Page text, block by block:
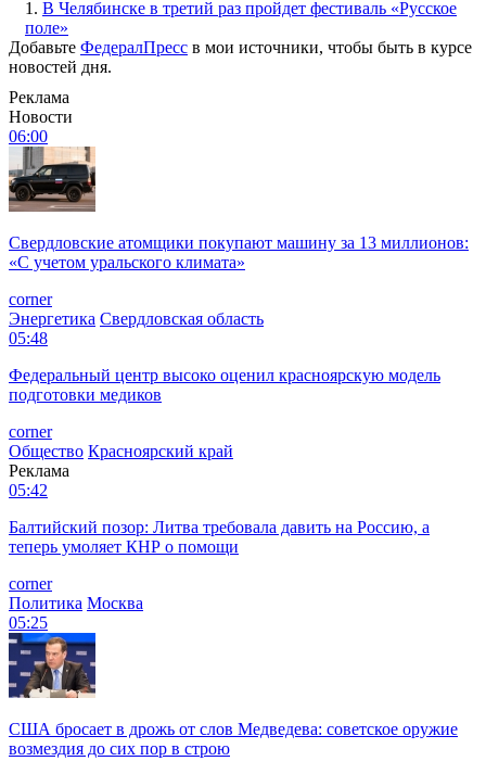
1. В Челябинске в третий раз пройдет фестиваль «Русское
поле»
Добавьте ФедералПресс в мои источники, чтобы быть в курсе
новостей дня.
Реклама
Новости
06:00
Свердловские атомщики покупают машину за 13 миллионов:
«С учетом уральского климата»
corner
Энергетика Свердловская область
05:48
Федеральный центр высоко оценил красноярскую модель
подготовки медиков
corner
Общество Красноярский край
Реклама
05:42
Балтийский позор: Литва требовала давить на Россию, а
теперь умоляет КНР о помощи
corner
Политика Москва
05:25
США бросает в дрожь от слов Медведева: советское оружие
возмездия до сих пор в строю